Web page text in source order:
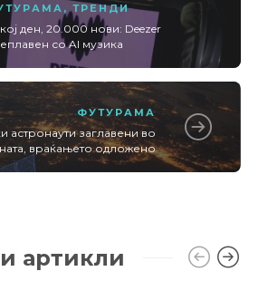
, ТРЕНДИ
ден, 20.000 нови: Deezer
со AI музика
ФУТУРАМА
астронаути заглавени во
враќањето одложено
артикли